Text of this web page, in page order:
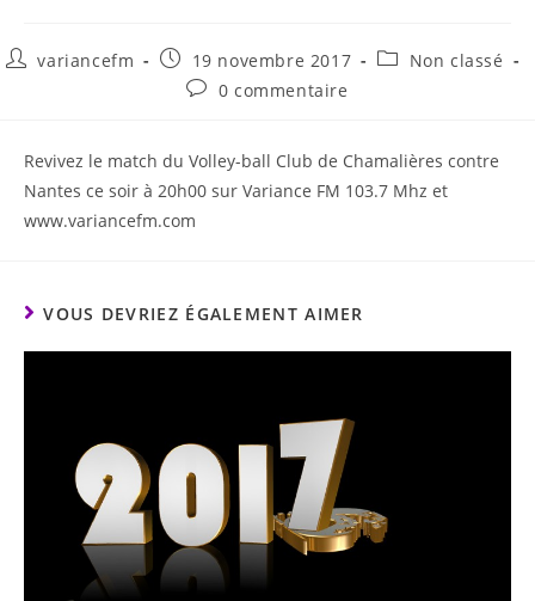
variancefm 19 novembre 2017
Non classé
0 commentaire
Revivez le match du Volley-ball Club de Chamalières contre
Nantes ce soir à 20h00 sur Variance FM 103.7 Mhz et
www.variancefm.com
VOUS DEVRIEZ ÉGALEMENT AIMER